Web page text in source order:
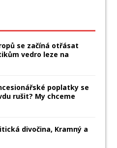
se začíná otřásat
vedro leze na
poplatky se
rušit? My chceme
divočina, Kramný a